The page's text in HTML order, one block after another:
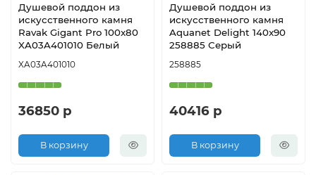
Душевой поддон из
искусственного камня
Ravak Gigant Pro 100x80
XA03A401010 Белый
XA03A401010
36850 р
В корзину
Душевой поддон из
искусственного камня
Aquanet Delight 140x90
258885 Серый
258885
40416 р
В корзину